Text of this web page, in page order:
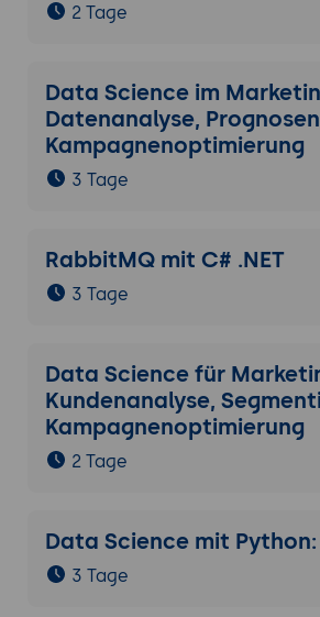
2 Tage
Data Science im
Datenanalyse,
Kampagnenoptimierung
3 Tage
RabbitMQ mit C# .NET
3 Tage
Data Science für
Kundenanalyse,
Kampagnenoptimierung
2 Tage
Data Science mit
3 Tage